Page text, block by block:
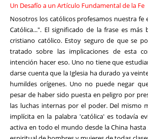
Un Desafío a un Artículo Fundamental de la Fe
Nosotros los católicos profesamos nuestra fe
Católica...". El significado de la frase es
cristiano católico. Estoy seguro de que se
tratado sobre las implicaciones de esta
intención hacer eso. Uno no tiene que
darse cuenta que la Iglesia ha durado ya
humildes orígenes. Uno no puede negar
pesar de haber sido puesta en peligro por
las luchas internas por el poder. Del mismo
implícita en la palabra 'católica' es todavía
activa en todo el mundo desde la China hasta